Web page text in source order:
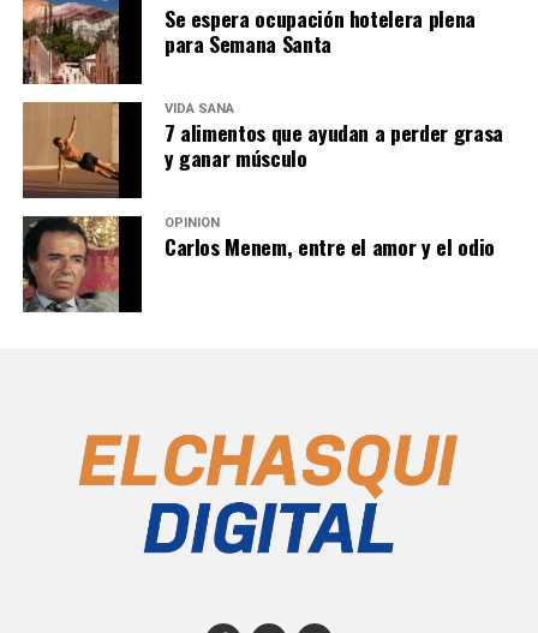
Se espera ocupación hotelera plena
para Semana Santa
VIDA SANA
7 alimentos que ayudan a perder grasa
y ganar músculo
OPINIÓN
Carlos Menem, entre el amor y el odio